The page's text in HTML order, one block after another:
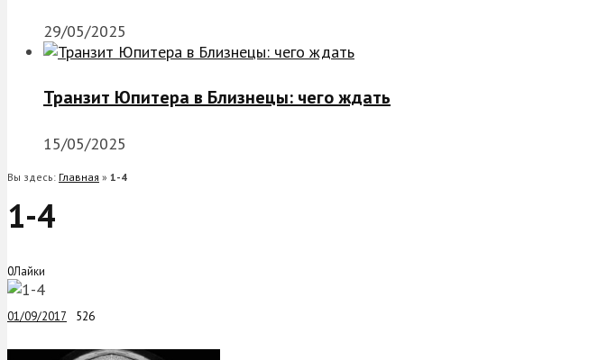
29/05/2025
Транзит Юпитера в Близнецы: чего ждать
15/05/2025
Вы здесь: Главная » 1-4
1-4
0Лайки
01/09/2017 526